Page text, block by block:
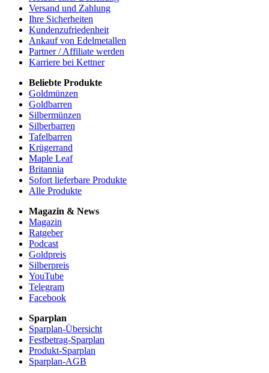
Versand und Zahlung
Ihre Sicherheiten
Kundenzufriedenheit
Ankauf von Edelmetallen
Partner / Affiliate werden
Karriere bei Kettner
Beliebte Produkte
Goldmünzen
Goldbarren
Silbermünzen
Silberbarren
Tafelbarren
Krügerrand
Maple Leaf
Britannia
Sofort lieferbare Produkte
Alle Produkte
Magazin & News
Magazin
Ratgeber
Podcast
Goldpreis
Silberpreis
YouTube
Telegram
Facebook
Sparplan
Sparplan-Übersicht
Festbetrag-Sparplan
Produkt-Sparplan
Sparplan-AGB